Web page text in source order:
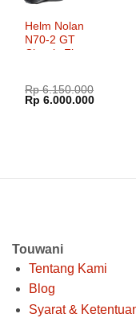
Helm Nolan
N70-2 GT
Classic Flat
Rp6.150.000
Harga
aslinya
Rp 6.000.000Harga
Touwani
Tentang Kami
Blog
Syarat &